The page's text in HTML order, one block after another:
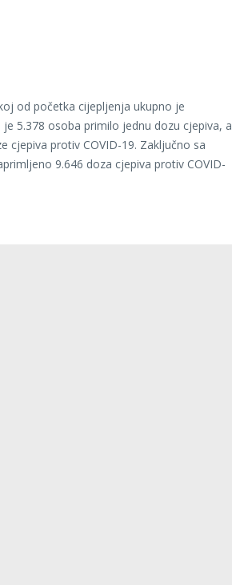
od početka cijepljenja ukupno je
5.378 osoba primilo jednu dozu cjepiva, a
cjepiva protiv COVID-19. Zaključno sa
9.646 doza cjepiva protiv COVID-